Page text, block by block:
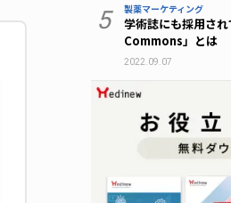
5 製薬マーケティング
学術誌にも採用さ
Commons」とは
2022.09.07